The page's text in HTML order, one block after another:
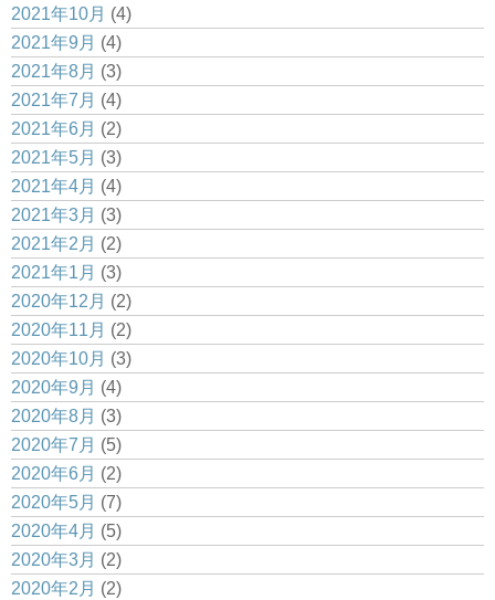
2021年10月 (4)
2021年9月 (4)
2021年8月 (3)
2021年7月 (4)
2021年6月 (2)
2021年5月 (3)
2021年4月 (4)
2021年3月 (3)
2021年2月 (2)
2021年1月 (3)
2020年12月 (2)
2020年11月 (2)
2020年10月 (3)
2020年9月 (4)
2020年8月 (3)
2020年7月 (5)
2020年6月 (2)
2020年5月 (7)
2020年4月 (5)
2020年3月 (2)
2020年2月 (2)